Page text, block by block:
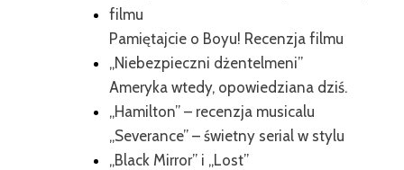
filmu
Pamiętajcie o Boyu! Recenzja filmu
„Niebezpieczni dżentelmeni”
Ameryka wtedy, opowiedziana dziś.
„Hamilton” – recenzja musicalu
„Severance” – świetny serial w stylu
„Black Mirror” i „Lost”